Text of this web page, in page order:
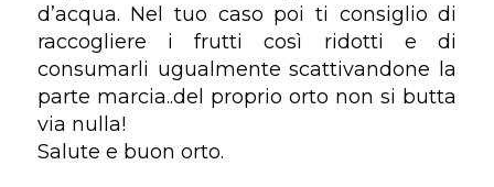
d’acqua. Nel tuo caso poi ti consiglio di
raccogliere i frutti così ridotti e di
consumarli ugualmente scattivandone la
parte marcia..del proprio orto non si butta
via nulla!
Salute e buon orto.